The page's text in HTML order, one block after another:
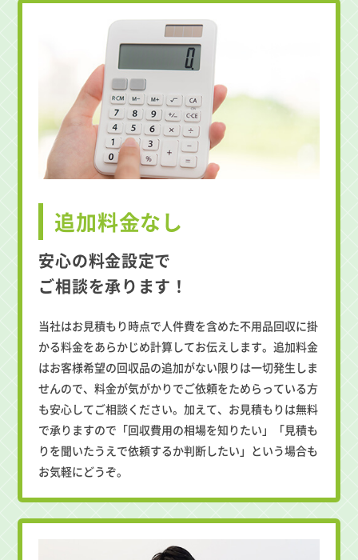
追加料金なし
安心の料金設定で
ご相談を承ります！
当社はお見積もり時点で人件費を含めた不用品回収に掛
かる料金をあらかじめ計算してお伝えします。追加料金
はお客様希望の回収品の追加がない限りは一切発生しま
せんので、料金が気がかりでご依頼をためらっている方
も安心してご相談ください。加えて、お見積もりは無料
で承りますので「回収費用の相場を知りたい」「見積も
りを聞いたうえで依頼するか判断したい」という場合も
お気軽にどうぞ。